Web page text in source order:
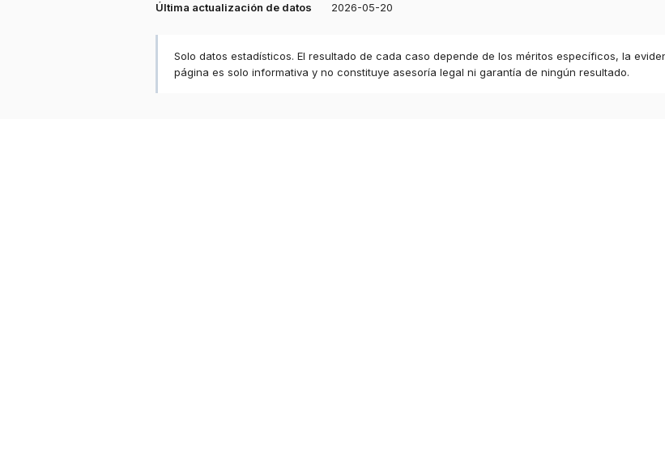
Última actualización de datos
2026-05-20
Solo datos estadísticos. El resultado de cada caso depende de los méritos específicos, la
página es solo informativa y no constituye asesoría legal ni garantía de ningún resultado.